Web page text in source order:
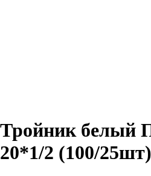
Тройник белый
20*1/2 (100/25шт)